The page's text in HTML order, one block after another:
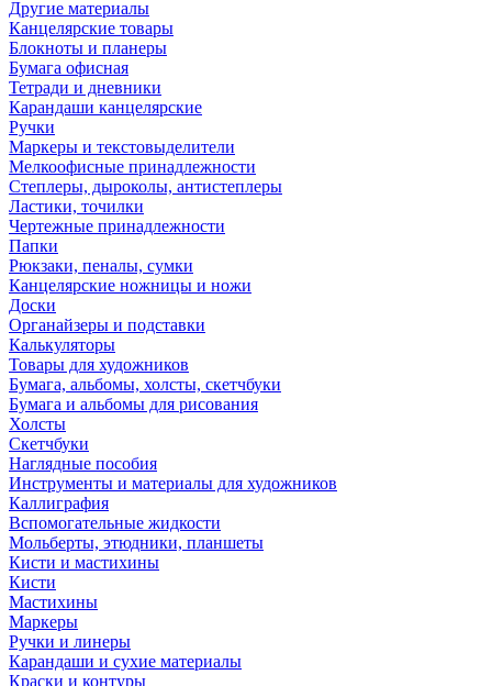
Другие материалы
Канцелярские товары
Блокноты и планеры
Бумага офисная
Тетради и дневники
Карандаши канцелярские
Ручки
Маркеры и текстовыделители
Мелкоофисные принадлежности
Степлеры, дыроколы, антистеплеры
Ластики, точилки
Чертежные принадлежности
Папки
Рюкзаки, пеналы, сумки
Канцелярские ножницы и ножи
Доски
Органайзеры и подставки
Калькуляторы
Товары для художников
Бумага, альбомы, холсты, скетчбуки
Бумага и альбомы для рисования
Холсты
Скетчбуки
Наглядные пособия
Инструменты и материалы для художников
Каллиграфия
Вспомогательные жидкости
Мольберты, этюдники, планшеты
Кисти и мастихины
Кисти
Мастихины
Маркеры
Ручки и линеры
Карандаши и сухие материалы
Краски и контуры